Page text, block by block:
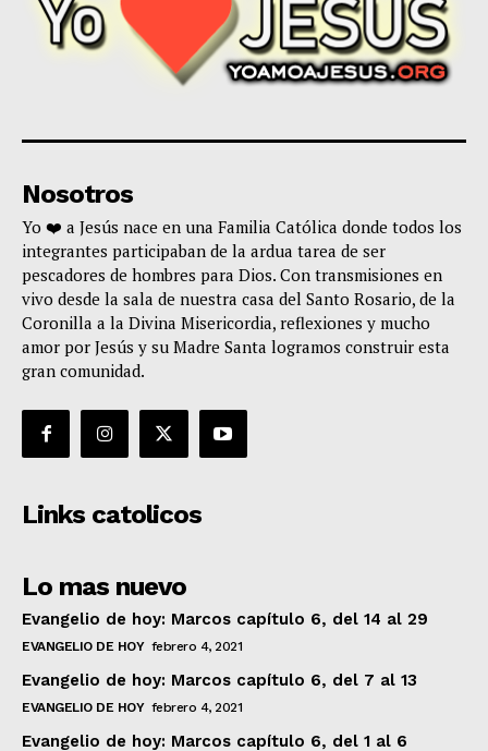
Nosotros
Yo ❤️ a Jesús nace en una Familia Católica donde todos los
integrantes participaban de la ardua tarea de ser
pescadores de hombres para Dios. Con transmisiones en
vivo desde la sala de nuestra casa del Santo Rosario, de la
Coronilla a la Divina Misericordia, reflexiones y mucho
amor por Jesús y su Madre Santa logramos construir esta
gran comunidad.
Links catolicos
Lo mas nuevo
Evangelio de hoy: Marcos capítulo 6, del 14 al 29
EVANGELIO DE HOY febrero 4, 2021
Evangelio de hoy: Marcos capítulo 6, del 7 al 13
EVANGELIO DE HOY febrero 4, 2021
Evangelio de hoy: Marcos capítulo 6, del 1 al 6